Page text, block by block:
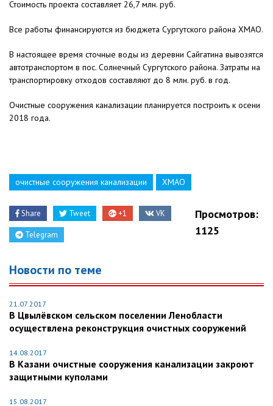
Стоимость проекта составляет 26,7 млн. руб.
Все работы финансируются из бюджета Сургутского района ХМАО.
В настоящее время сточные воды из деревни Сайгатина вывозятся
автотранспортом в пос. Солнечный Сургутского района. Затраты на
транспортировку отходов составляют до 8 млн. руб. в год.
Очистные сооружения канализации планируется построить к осени
2018 года.
очистные сооружения канализации ХМАО
Share Tweet +1 VK
Telegram
Просмотров:
1125
Новости по теме
21.07.2017
В Цвылёвском сельском поселении Ленобласти
осуществлена реконструкция очистных сооружений
14.08.2017
В Казани очистные сооружения канализации закроют
защитными куполами
15.08.2017